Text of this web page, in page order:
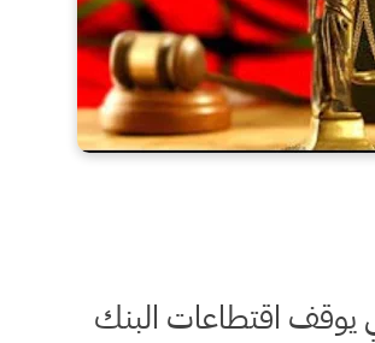
يوقف اقتطاعات البنك